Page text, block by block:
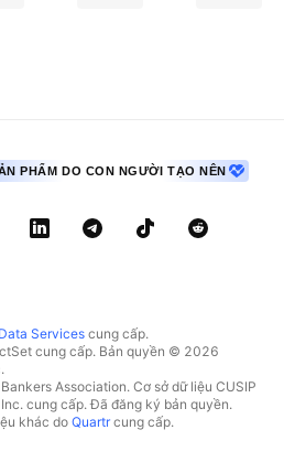
PHẨM DO CON NGƯỜI TẠO NÊN
Services cung cấp.
cung cấp. Bản quyền © 2026
Association. Cơ sở dữ liệu CUSIP
cung cấp. Đã đăng ký bản quyền.
khác do Quartrcung cấp.